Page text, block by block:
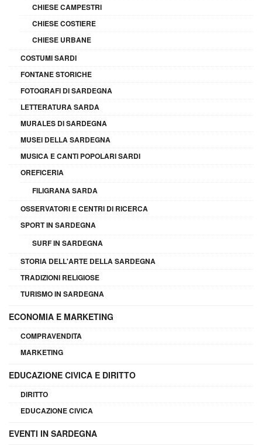
CHIESE CAMPESTRI
CHIESE COSTIERE
CHIESE URBANE
COSTUMI SARDI
FONTANE STORICHE
FOTOGRAFI DI SARDEGNA
LETTERATURA SARDA
MURALES DI SARDEGNA
MUSEI DELLA SARDEGNA
MUSICA E CANTI POPOLARI SARDI
OREFICERIA
FILIGRANA SARDA
OSSERVATORI E CENTRI DI RICERCA
SPORT IN SARDEGNA
SURF IN SARDEGNA
STORIA DELL'ARTE DELLA SARDEGNA
TRADIZIONI RELIGIOSE
TURISMO IN SARDEGNA
ECONOMIA E MARKETING
COMPRAVENDITA
MARKETING
EDUCAZIONE CIVICA E DIRITTO
DIRITTO
EDUCAZIONE CIVICA
EVENTI IN SARDEGNA